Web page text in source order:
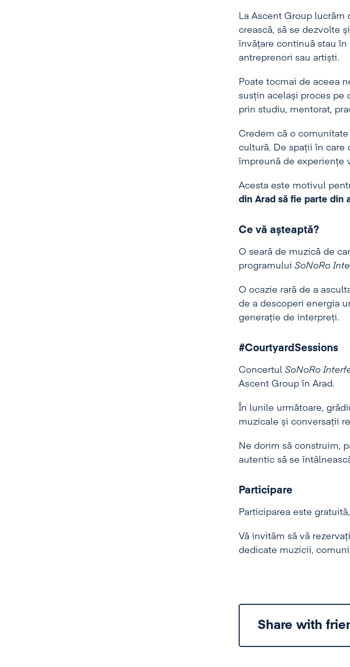
La Ascent Group
crească, să se dezvolte
învățare continuă stau
antreprenori sau artiști.
Poate tocmai de aceea
susțin același proces pe
prin studiu, mentorat,
Credem că o
cultură. De spații în care
împreună de experiențe
Acesta este motivul
din Arad să fie parte din
Ce vă așteaptă?
O seară de muzică de
programului SoNoRo
O ocazie rară de a
de a descoperi energia
generație de interpreți.
#CourtyardSessions
Concertul SoNoRo
Ascent Group în Arad.
În lunile următoare,
muzicale și conversații
Ne dorim să construim,
autentic să se
Participare
Participarea este
Vă invităm să vă
dedicate muzicii,
Share with